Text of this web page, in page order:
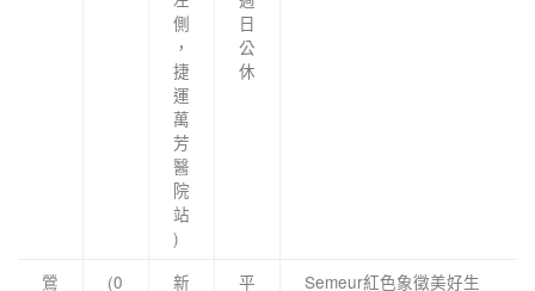
側
，
捷
運
萬
芳
醫
院
站
)
日
公
休
鶯
(0
新
平
Semeur紅色象徵美好生